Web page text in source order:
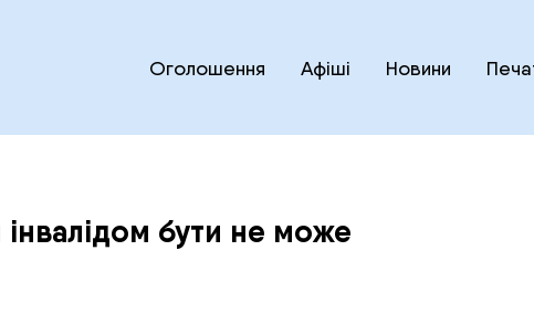
Оголошення Афіші Новини
бути не може